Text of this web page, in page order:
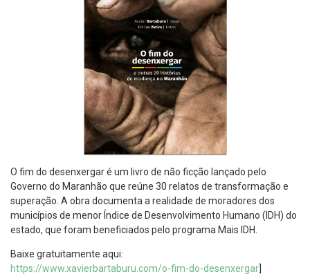
O fim do desenxergar é um livro de não ficção lançado pelo
Governo do Maranhão que reúne 30 relatos de transformação e
superação. A obra documenta a realidade de moradores dos
municípios de menor Índice de Desenvolvimento Humano (IDH) do
estado, que foram beneficiados pelo programa Mais IDH.
Baixe gratuitamente aqui:
https://www.xavierbartaburu.com/o-fim-do-desenxergar]